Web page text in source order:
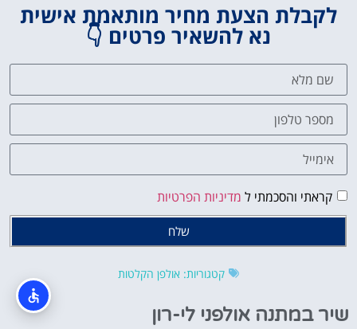
לקבלת הצעת מחיר מותאמת אישית
נא להשאיר פרטים 👇
קראתי והסכמתי ל מדיניות הפרטיות
שלח
קטגוריות: אולפן הקלטות
שיר במתנה אולפני לי-רון